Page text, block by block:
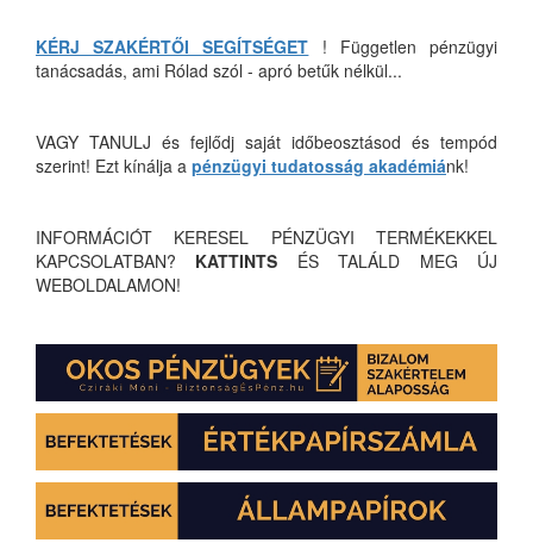
KÉRJ SZAKÉRTŐI SEGÍTSÉGET ! Független pénzügyi
tanácsadás, ami Rólad szól - apró betűk nélkül...
VAGY TANULJ és fejlődj saját időbeosztásod és tempód
szerint! Ezt kínálja a pénzügyi tudatosság akadémiánk!
INFORMÁCIÓT KERESEL PÉNZÜGYI TERMÉKEKKEL
KAPCSOLATBAN? KATTINTS ÉS TALÁLD MEG ÚJ
WEBOLDALAMON!